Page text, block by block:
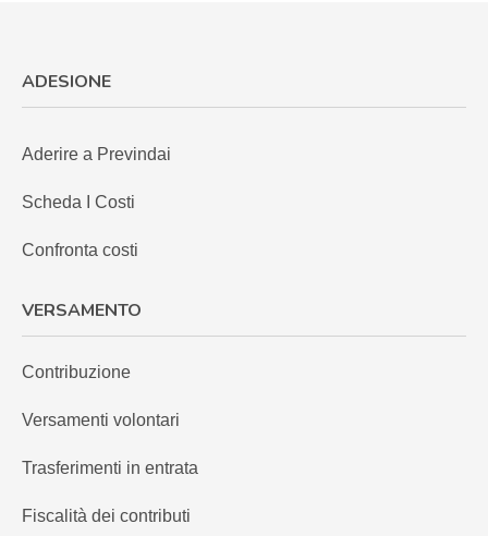
ADESIONE
Aderire a Previndai
Scheda I Costi
Confronta costi
VERSAMENTO
Contribuzione
Versamenti volontari
Trasferimenti in entrata
Fiscalità dei contributi